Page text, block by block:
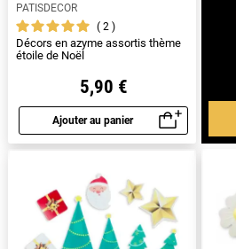
PATISDECOR
2
Décors en azyme assortis thème
étoile de Noël
5,90 €
Ajouter au panier
Aperçu rapide